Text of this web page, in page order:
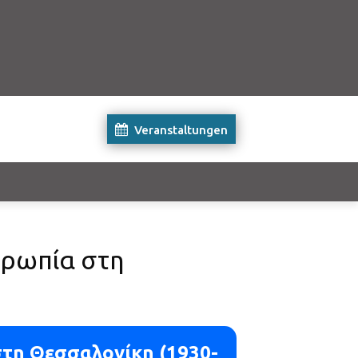
Veranstaltungen
στη
Θεσσαλονίκη (1930-